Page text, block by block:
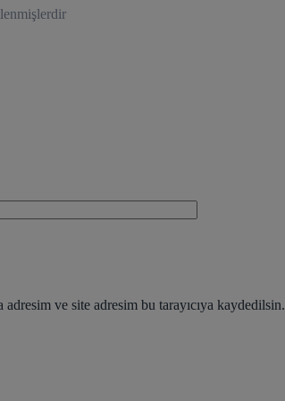
ve site adresim bu tarayıcıya kaydedilsin.